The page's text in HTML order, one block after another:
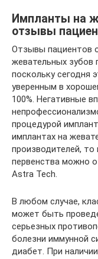
Импланты на
отзывы
Отзывы пациентов
жевательных зубов
поскольку сегодня
уверенным в
100%. Негативные
процедурой
имплантах на
производителей,
первенства можно
Astra Tech.
В любом случае,
может быть
серьезных
болезни иммунной
диабет. При